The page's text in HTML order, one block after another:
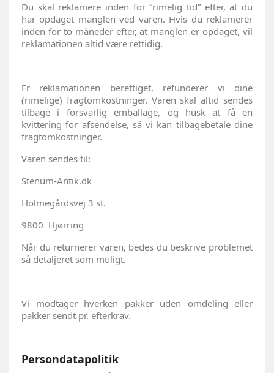
Du skal reklamere inden for ”rimelig tid” efter, at du
har opdaget manglen ved varen. Hvis du reklamerer
inden for to måneder efter, at manglen er opdaget, vil
reklamationen altid være rettidig.
Er reklamationen berettiget, refunderer vi dine
(rimelige) fragtomkostninger. Varen skal altid sendes
tilbage i forsvarlig emballage, og husk at få en
kvittering for afsendelse, så vi kan tilbagebetale dine
fragtomkostninger.
Varen sendes til:
Stenum-Antik.dk
Holmegårdsvej 3 st.
9800 Hjørring
Når du returnerer varen, bedes du beskrive problemet
så detaljeret som muligt.
Vi modtager hverken pakker uden omdeling eller
pakker sendt pr. efterkrav.
Persondatapolitik